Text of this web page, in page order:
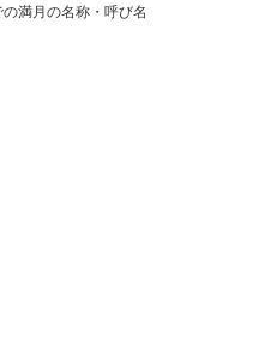
満月の名称・呼び名